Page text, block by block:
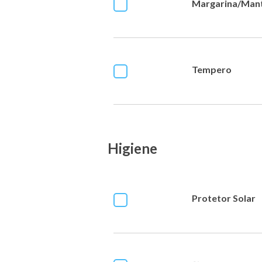
Margarina/
Tempero
Higiene
Protetor Solar